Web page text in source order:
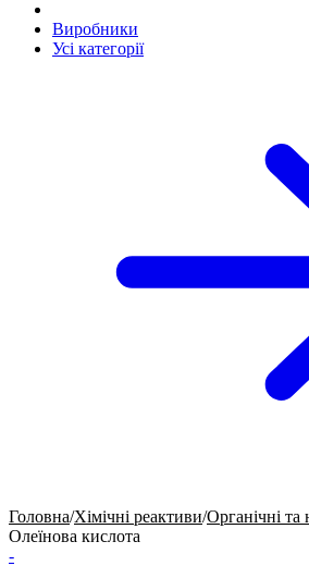
Виробники
Усі категорії
Головна/Хімічні реактиви/Органічні та
Олеїнова кислота
-